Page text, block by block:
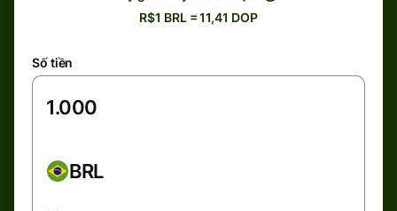
R$1 BRL = 11,41 DOP
Số tiền
BRL